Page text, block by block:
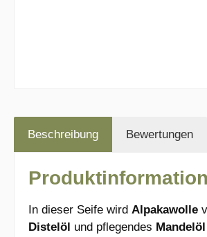
Beschreibung Bewertungen
In dieser Seife wird Alpakawolle
Distelöl und pflegendes Mandelöl